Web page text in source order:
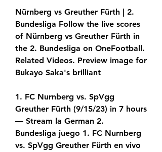
Nürnberg vs Greuther Fürth | 2.
Bundesliga Follow the live scores
of Nürnberg vs Greuther Fürth in
the 2. Bundesliga on OneFootball.
Related Videos. Preview image for
Bukayo Saka's brilliant
1. FC Nurnberg vs. SpVgg
Greuther Fürth (9/15/23) in 7 hours
— Stream la German 2.
Bundesliga juego 1. FC Nurnberg
vs. SpVgg Greuther Fürth en vivo